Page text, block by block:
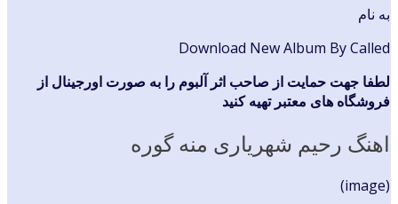
به نام
Download New Album By Called
لطفا جهت حمایت از صاحب اثر آلبوم را به صورت اورجینال از
فروشگاه های معتبر تهیه کنید
اهنگ رحیم شهریاری منه گوره
(image)